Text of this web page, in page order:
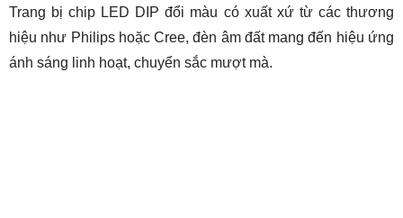
Trang bị chip LED DIP đổi màu có xuất xứ từ các thương
hiệu như Philips hoặc Cree, đèn âm đất mang đến hiệu ứng
ánh sáng linh hoạt, chuyển sắc mượt mà.